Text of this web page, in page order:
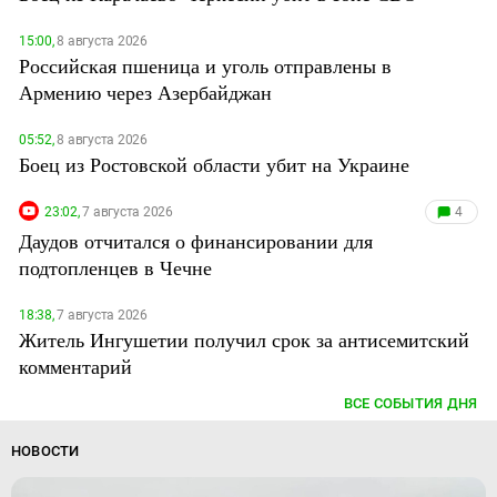
15:00,8 августа 2026
Российская пшеница и уголь отправлены в
Армению через Азербайджан
05:52,8 августа 2026
Боец из Ростовской области убит на Украине
23:02,7 августа 2026 4
Даудов отчитался о финансировании для
подтопленцев в Чечне
18:38,7 августа 2026
Житель Ингушетии получил срок за антисемитский
комментарий
ВСЕ СОБЫТИЯ ДНЯ
НОВОСТИ